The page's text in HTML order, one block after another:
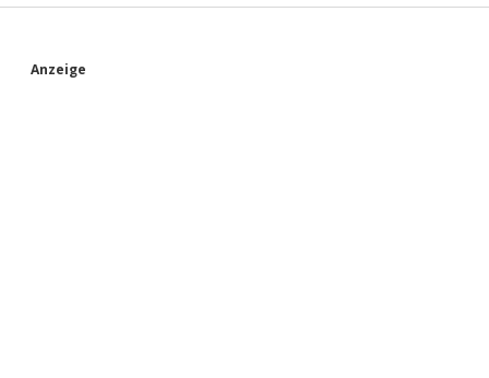
S
Anzeige